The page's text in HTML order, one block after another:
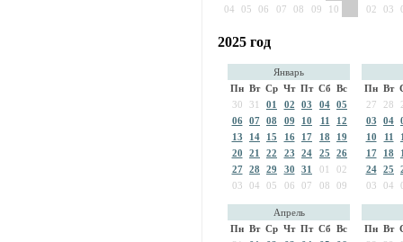
04
05 06 07 08 09 10
02
03
2025 год
Январь
Пн Вт Ср Чт Пт Сб Вс
30
31 01 02 03 04 05
06
07 08 09 10 11
12
13
14 15 16 17 18
19
20
21 22 23 24 25
26
27
28 29 30 31 01
02
03
04 05 06 07 08 09
Пн Вт
27
28
03
04
10
11
17
18
24
25
03
04
Апрель
Пн Вт Ср Чт Пт Сб Вс
Пн Вт